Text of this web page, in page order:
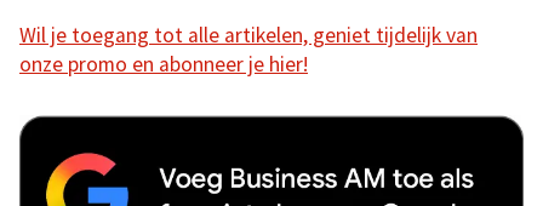
Wil je toegang tot alle artikelen, geniet tijdelijk van
onze promo en abonneer je hier!